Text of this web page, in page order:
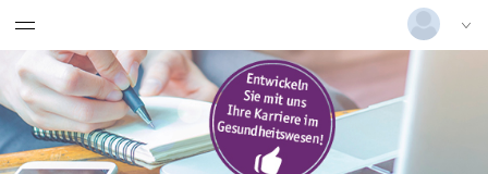
Deutsch
Englisch
Login
Versionsnummer: 2025.3.06.58852
Grundkurs Kinaesthetics für
pflegende Angehörige
Pflegekurse Angehörige